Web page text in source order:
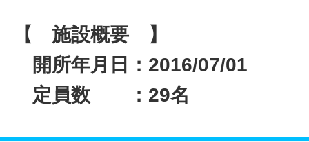
【 施設概要 】
開所年月日：2016/07/01
定員数 ：29名